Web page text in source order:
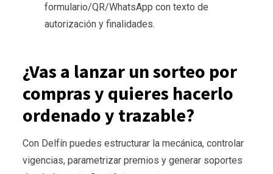
formulario/QR/WhatsApp con texto de
autorización y finalidades.
¿Vas a lanzar un sorteo por
compras y quieres hacerlo
ordenado y trazable?
Con Delfín puedes estructurar la mecánica, controlar
vigencias, parametrizar premios y generar soportes